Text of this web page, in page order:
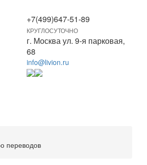
navigation
+7(499)647-51-89
КРУГЛОСУТОЧНО
г. Москва ул. 9-я парковая,
68
info@livion.ru
переводов